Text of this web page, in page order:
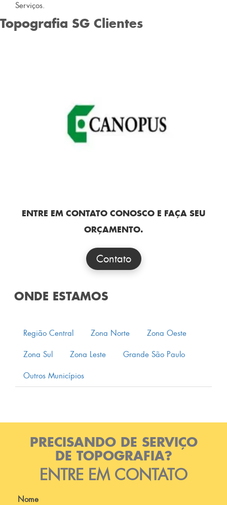
Serviços.
Topografia SG Clientes
ENTRE EM CONTATO CONOSCO E FAÇA SEU
ORÇAMENTO.
Contato
ONDE ESTAMOS
Região Central Zona Norte Zona Oeste
Zona Sul Zona Leste Grande São Paulo
Outros Municípios
PRECISANDO DE SERVIÇO
DE TOPOGRAFIA?
ENTRE EM CONTATO
Nome